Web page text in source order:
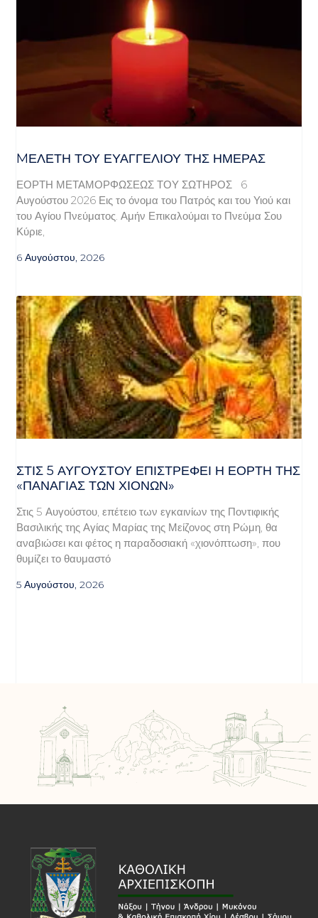
MΕΛΈΤΗ ΤΟΥ ΕΥΑΓΓΕΛΊΟΥ ΤΗΣ ΗΜΈΡΑΣ
ΕΟΡΤΗ ΜΕΤΑΜΟΡΦΩΣΕΩΣ ΤΟΥ ΣΩΤΗΡΟΣ 6
Αυγούστου 2026 Εις το όνομα του Πατρός και του Υιού και
του Αγίου Πνεύματος. Αμήν Επικαλούμαι το Πνεύμα Σου
Κύριε,
6 Αυγούστου, 2026
ΣΤΙΣ 5 ΑΥΓΟΎΣΤΟΥ ΕΠΙΣΤΡΈΦΕΙ Η ΕΟΡΤΉ ΤΗΣ
«ΠΑΝΑΓΊΑΣ ΤΩΝ ΧΙΌΝΩΝ»
Στις 5 Αυγούστου, επέτειο των εγκαινίων της Ποντιφικής
Βασιλικής της Αγίας Μαρίας της Μείζονος στη Ρώμη, θα
αναβιώσει και φέτος η παραδοσιακή «χιονόπτωση», που
θυμίζει το θαυμαστό
5 Αυγούστου, 2026